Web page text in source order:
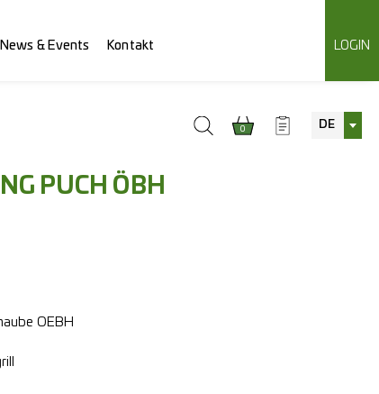
News & Events Kontakt LOGIN
0 DE
PUCH ÖBH
OEBH